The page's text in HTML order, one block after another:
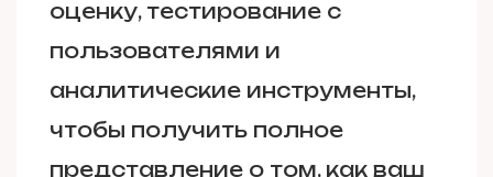
оценку, тестирование с
пользователями и
аналитические инструменты,
чтобы получить полное
представление о том, как ваш